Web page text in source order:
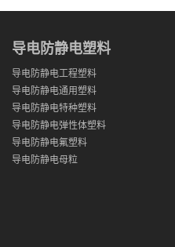
导电防静电塑料
导电防静电工程塑料
导电防静电通用塑料
导电防静电特种塑料
导电防静电弹性体塑料
导电防静电氟塑料
导电防静电母粒